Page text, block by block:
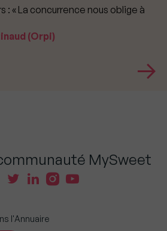
: « La concurrence nous oblige à
(Orpi)
MySweet
l'Annuaire